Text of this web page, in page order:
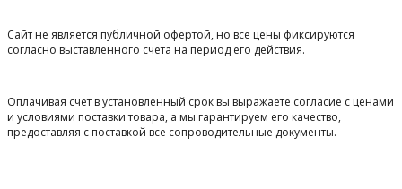
Сайт не является публичной офертой, но все цены фиксируются
согласно выставленного счета на период его действия.
Оплачивая счет в установленный срок вы выражаете согласие с ценами
и условиями поставки товара, а мы гарантируем его качество,
предоставляя с поставкой все сопроводительные документы.